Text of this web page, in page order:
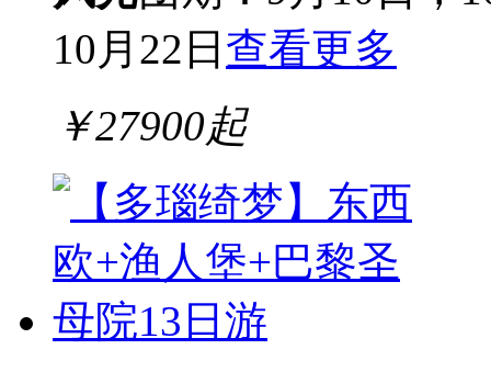
10月22日 查看更多
￥27900起